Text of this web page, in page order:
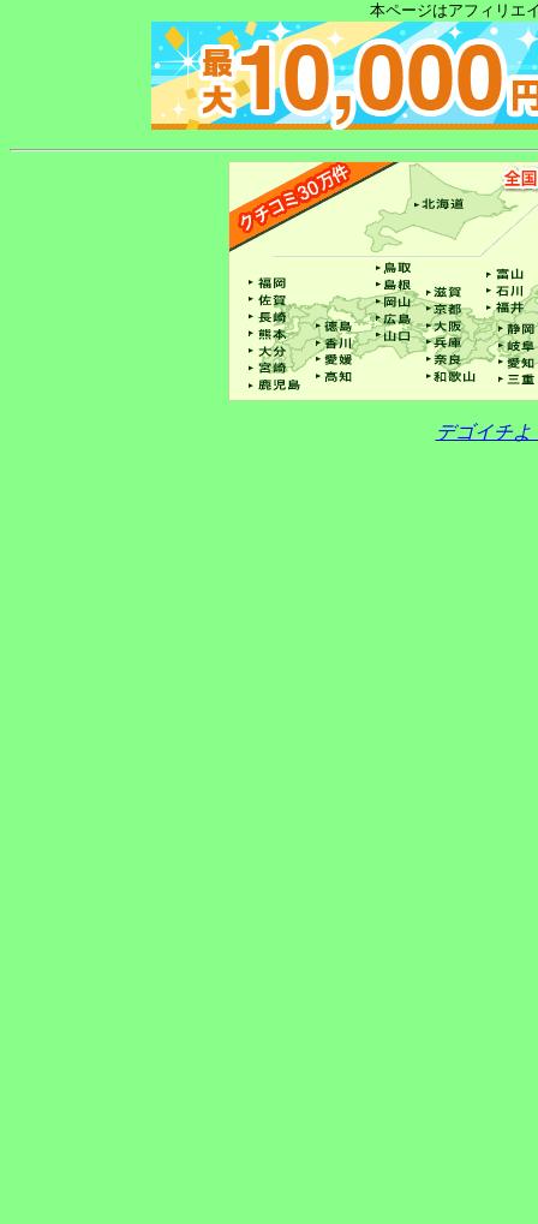
本ページはアフィリエ
デゴイチよ